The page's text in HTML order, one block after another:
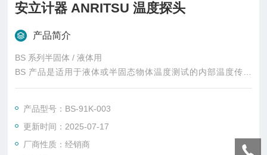
安立计器 ANRITSU 温度探头
产品简介
BS 系列半固体 / 液体用
BS 产品是适用于液体或半固态物体温度测试的内部温度传感
器。通过组合各个规格的组件，可以按照客户的用途进行个性选
产品型号：BS-91K-003
更新时间：2025-07-17
厂商性质：经销商